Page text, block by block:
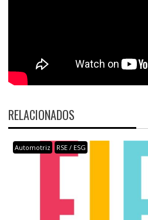
RELACIONADOS
Automotriz RSE / ESG